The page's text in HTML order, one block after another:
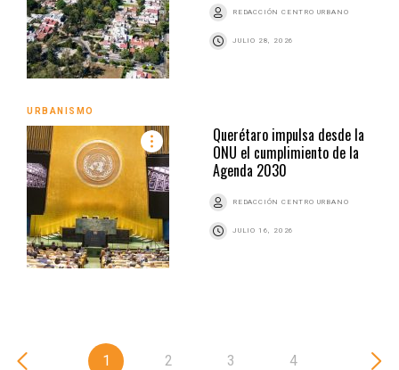
REDACCIÓN CENTRO URBANO
JULIO 28, 2026
URBANISMO
Querétaro impulsa desde la
ONU el cumplimiento de la
Agenda 2030
REDACCIÓN CENTRO URBANO
JULIO 16, 2026
1 2 3 4